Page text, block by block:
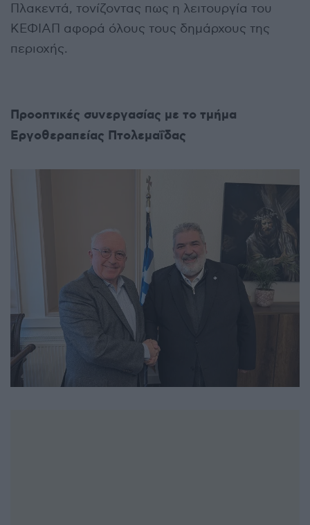
Πλακεντά, τονίζοντας πως η λειτουργία του
ΚΕΦΙΑΠ αφορά όλους τους δημάρχους της
περιοχής.
Προοπτικές συνεργασίας με το τμήμα
Εργοθεραπείας Πτολεμαΐδας